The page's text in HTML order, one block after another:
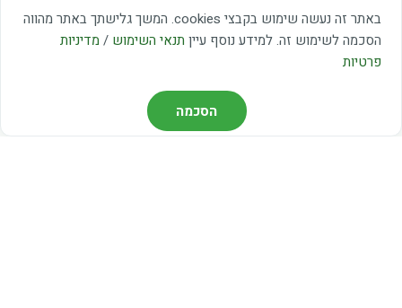
באתר זה נעשה שימוש בקבצי cookies. המשך גלישתך באתר מהווה
הסכמה לשימוש זה. למידע נוסף עיין תנאי השימוש / מדיניות
פרטיות
הסכמה
יום ו׳
09:00 - 15:00
שבת
20:00 - 23:00